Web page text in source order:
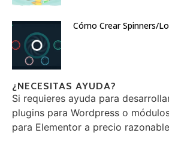
Cómo Crear Spinners/
¿NECESITAS AYUDA?
Si requieres ayuda para
plugins para Wordpress o
para Elementor a precio